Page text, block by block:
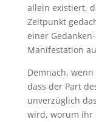
allein existiert,
Zeitpunkt
einer
Manifestation
Demnach,
dass der Part
unverzüglich
wird, worum ihr